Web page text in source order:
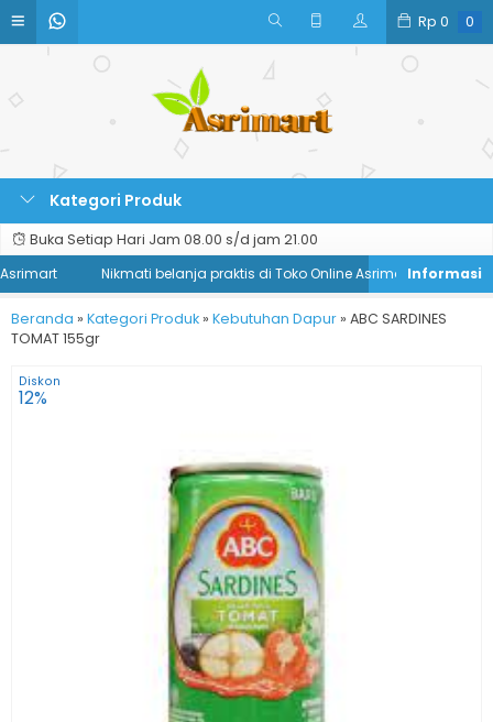
Rp 0 0
Kategori Produk
Buka Setiap Hari Jam 08.00 s/d jam 21.00
Nikmati belanja praktis di Toko Online Asrimart
Beranda » Kategori Produk » Kebutuhan Dapur » ABC SARDINES
TOMAT 155gr
Diskon
12%